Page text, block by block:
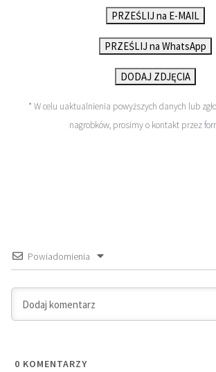
PRZEŚLIJ na E-MAIL
PRZEŚLIJ na WhatsApp
DODAJ ZDJĘCIA
* W celu uaktualnienia powyższych danych lub
nagrobków, prosimy o kontakt przez
Powiadomienia
0 KOMENTARZY